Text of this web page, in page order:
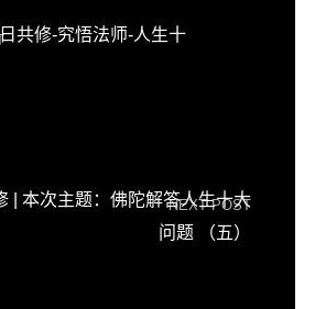
共修-究悟法师-人生十
NEXT POST
| 本次主题：佛陀解答人生十大
问题 （五）